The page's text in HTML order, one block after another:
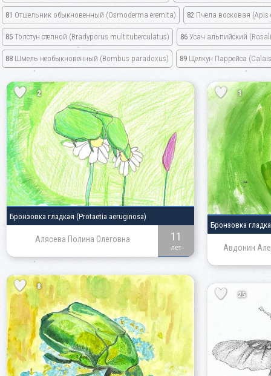
81 Отшельник обыкновенный (Osmoderma eremita) 82 Пчела восковая (Apis
85 Толстун степной (Bradyporus multituberculatus) 86 Усач альпийский
88 Шмель необыкновенный (Bombus paradoxus) 89 Щелкун Паррейса
2
Бронзовка гладкая (Protaetia aeruginosa)
Алясева Полина Олеговна 11
лет
1
Бронзовка
Авдонин
8
25